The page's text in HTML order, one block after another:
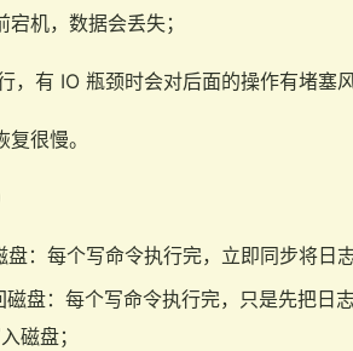
机，数据会丢失；
，有 IO 瓶颈时会对后面的操作有堵塞风
很慢。
：每个写命令执行完，立即同步将日志
盘：每个写命令执行完，只是先把日
磁盘；